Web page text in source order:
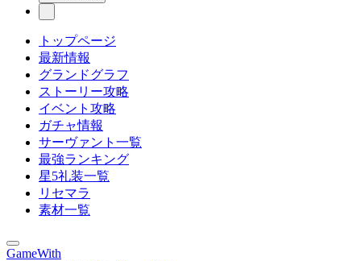
トップページ
最新情報
グランドグラフ
ストーリー攻略
イベント攻略
ガチャ情報
サーヴァント一覧
最強ランキング
星5礼装一覧
リセマラ
素材一覧
GameWith